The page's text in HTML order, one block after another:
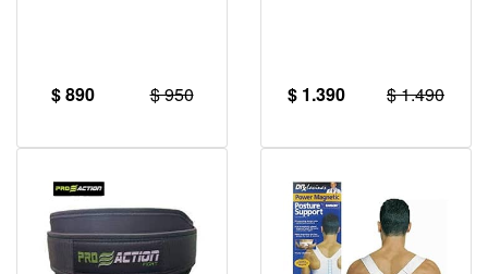
$ 890 $ 950 $ 1.390 $ 1.490